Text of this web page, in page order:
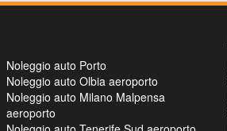
Noleggio auto Porto
Noleggio auto Olbia aeroporto
Noleggio auto Milano Malpensa
aeroporto